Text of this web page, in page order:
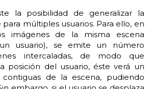
la posibilidad de generalizar la
múltiples usuarios. Para ello, en
imágenes de la misma escena
usuario), se emite un número
intercaladas, de modo que
posición del usuario, éste verá un
de la escena, pudiendo